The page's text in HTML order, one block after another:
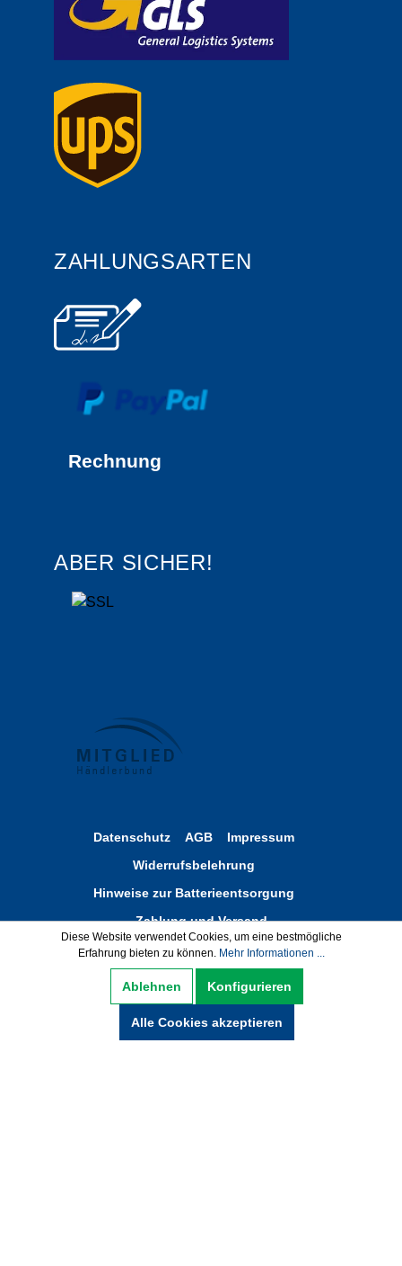
ZAHLUNGSARTEN
Rechnung
ABER SICHER!
Datenschutz AGB
Impressum
Widerrufsbelehrung
Hinweise zur Batterieentsorgung
Zahlung und Versand
* Alle Preise inkl. gesetzl. Mehrwertsteuer zzgl.
Versandkosten und ggf. Nachnamegebühren,
wenn nicht anders beschrieben.
Diese Website verwendet Cookies, um eine bestmögliche
Erfahrung bieten zu können. Mehr Informationen ...
Ablehnen Konfigurieren
Alle Cookies akzeptieren